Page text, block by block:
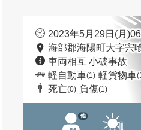
2023年5月29日(月
海部郡海陽町大字宍
車両相互 小破事故
軽自動車(1) 軽貨物車
死亡(0) 負傷(1)
他